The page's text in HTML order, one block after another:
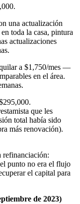
una actualización
toda la casa, pintura
actualizaciones
a $1,750/mes —
en el área.
que les
total había sido
más renovación).
refinanciación:
punto no era el flujo
el capital para
de 2023)